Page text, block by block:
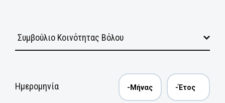
Ημερομηνία